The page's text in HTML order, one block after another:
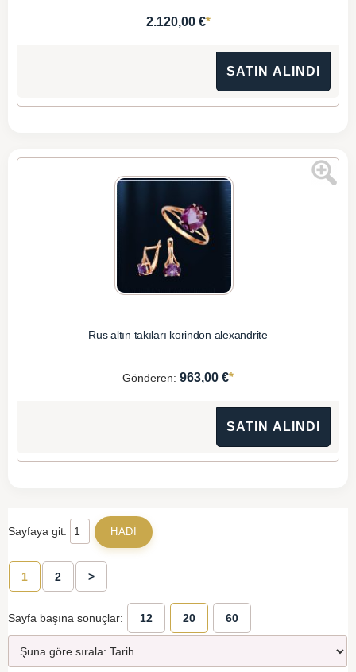
2.120,00 €*
SATIN ALINDI
Rus altın takıları korindon alexandrite
Gönderen: 963,00 €*
SATIN ALINDI
Sayfaya git:
1 2 >
Sayfa başına sonuçlar: 12 20 60